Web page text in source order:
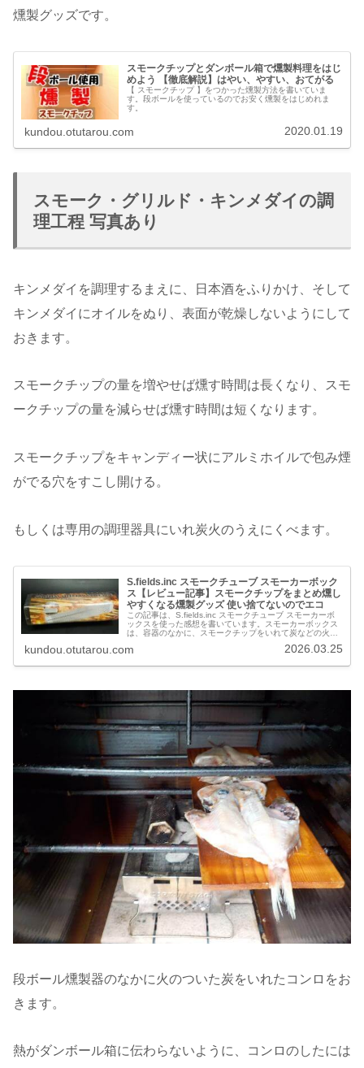
燻製グッズです。
スモークチップとダンボール箱で燻製料理をはじ
めよう 【徹底解説】はやい、やすい、おてがる
【 スモークチップ 】をつかった燻製方法を書いていま
す。段ボールを使っているのでお安く燻製をはじめれま
す。
kundou.otutarou.com 2020.01.19
スモーク・グリルド・キンメダイの調
理工程 写真あり
キンメダイを調理するまえに、日本酒をふりかけ、そして
キンメダイにオイルをぬり、表面が乾燥しないようにして
おきます。
スモークチップの量を増やせば燻す時間は長くなり、スモ
ークチップの量を減らせば燻す時間は短くなります。
スモークチップをキャンディー状にアルミホイルで包み煙
がでる穴をすこし開ける。
もしくは専用の調理器具にいれ炭火のうえにくべます。
S.fields.inc スモークチューブ スモーカーボック
ス【レビュー記事】スモークチップをまとめ燻し
やすくなる燻製グッズ 使い捨てないのでエコ
この記事は、S.fields.inc スモークチューブ スモーカーボ
ックスを使った感想を書いています。スモーカーボックス
は、容器のなかに、スモークチップをいれて炭などの火元
モーカーボックス…
kundou.otutarou.com 2026.03.25
段ボール燻製器のなかに火のついた炭をいれたコンロをお
きます。
熱がダンボール箱に伝わらないように、コンロのしたには